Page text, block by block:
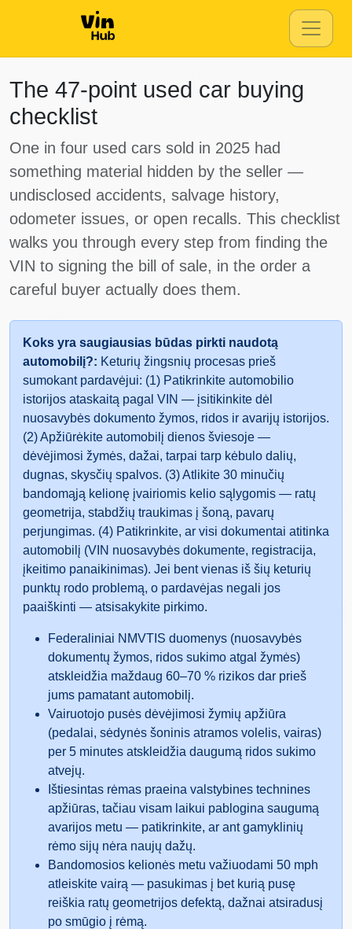
Autocheck
Autocheck
IAAI
Manheim
Copart
Autocheck
Copart
Manheim
The 47-point used car buying
checklist
One in four used cars sold in 2025 had
something material hidden by the seller —
undisclosed accidents, salvage history,
odometer issues, or open recalls. This checklist
walks you through every step from finding the
VIN to signing the bill of sale, in the order a
careful buyer actually does them.
Koks yra saugiausias būdas pirkti naudotą
automobilį?: Keturių žingsnių procesas prieš
sumokant pardavėjui: (1) Patikrinkite automobilio
istorijos ataskaitą pagal VIN — įsitikinkite dėl
nuosavybės dokumento žymos, ridos ir avarijų istorijos.
(2) Apžiūrėkite automobilį dienos šviesoje —
dėvėjimosi žymės, dažai, tarpai tarp kėbulo dalių,
dugnas, skysčių spalvos. (3) Atlikite 30 minučių
bandomąją kelionę įvairiomis kelio sąlygomis — ratų
geometrija, stabdžių traukimas į šoną, pavarų
perjungimas. (4) Patikrinkite, ar visi dokumentai atitinka
automobilį (VIN nuosavybės dokumente, registracija,
įkeitimo panaikinimas). Jei bent vienas iš šių keturių
punktų rodo problemą, o pardavėjas negali jos
paaiškinti — atsisakykite pirkimo.
Federaliniai NMVTIS duomenys (nuosavybės
dokumentų žymos, ridos sukimo atgal žymės)
atskleidžia maždaug 60–70 % rizikos dar prieš
jums pamatant automobilį.
Vairuotojo pusės dėvėjimosi žymių apžiūra
(pedalai, sėdynės šoninis atramos volelis, vairas)
per 5 minutes atskleidžia daugumą ridos sukimo
atvejų.
Ištiesintas rėmas praeina valstybines technines
apžiūras, tačiau visam laikui pablogina saugumą
avarijos metu — patikrinkite, ar ant gamyklinių
rėmo sijų nėra naujų dažų.
Bandomosios kelionės metu važiuodami 50 mph
atleiskite vairą — pasukimas į bet kurią pusę
reiškia ratų geometrijos defektą, dažnai atsiradusį
po smūgio į rėmą.